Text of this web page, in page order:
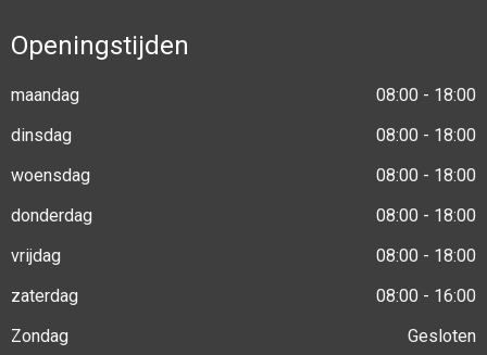
Openingstijden
maandag
08:00 - 18:00
dinsdag
08:00 - 18:00
woensdag
08:00 - 18:00
donderdag
08:00 - 18:00
vrijdag
08:00 - 18:00
zaterdag
08:00 - 16:00
Zondag
Gesloten